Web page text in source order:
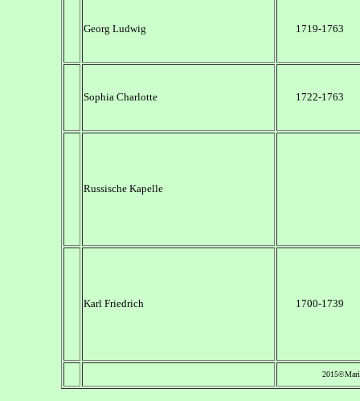
Georg Ludwig 1719-1763
Sophia Charlotte 1722-1763
Russische Kapelle
Karl Friedrich 1700-1739